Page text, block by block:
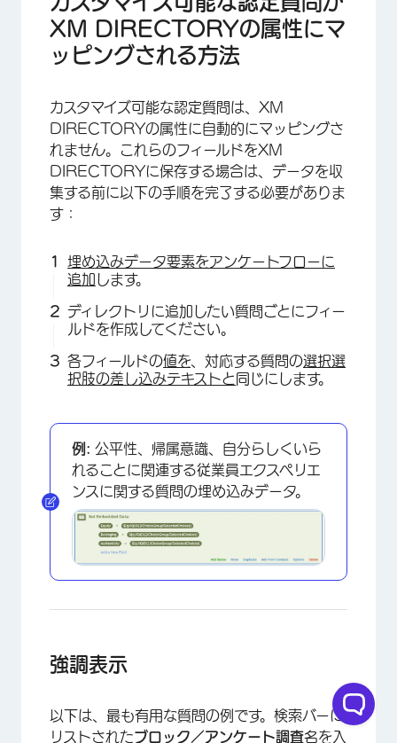
XM DIRECTORYの属性にマ
ッピングされる方法
カスタマイズ可能な認定質問は、XM
DIRECTORYの属性に自動的にマッピングさ
れません。これらのフィールドをXM
DIRECTORYに保存する場合は、データを収
集する前に以下の手順を完了する必要がありま
す：
埋め込みデータ要素をアンケートフローに
追加 します。
ディレクトリに追加したい質問ごとにフィー
ルドを作成してください。
各フィールドの値を、対応する質問の選択選
択肢の差し込みテキストと同じにします。
例: 公平性、帰属意識、自分らしくいら
れることに関連する従業員エクスペリエ
ンスに関する質問の埋め込みデータ。
強調表示
以下は、最も有用な質問の例です。検索バーに
リストされたブロック／アンケート調査名を入